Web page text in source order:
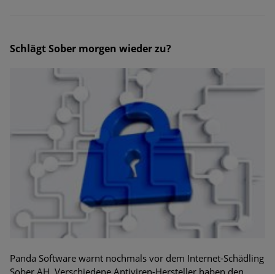
Schlägt Sober morgen wieder zu?
Panda Software warnt nochmals vor dem Internet-Schädling